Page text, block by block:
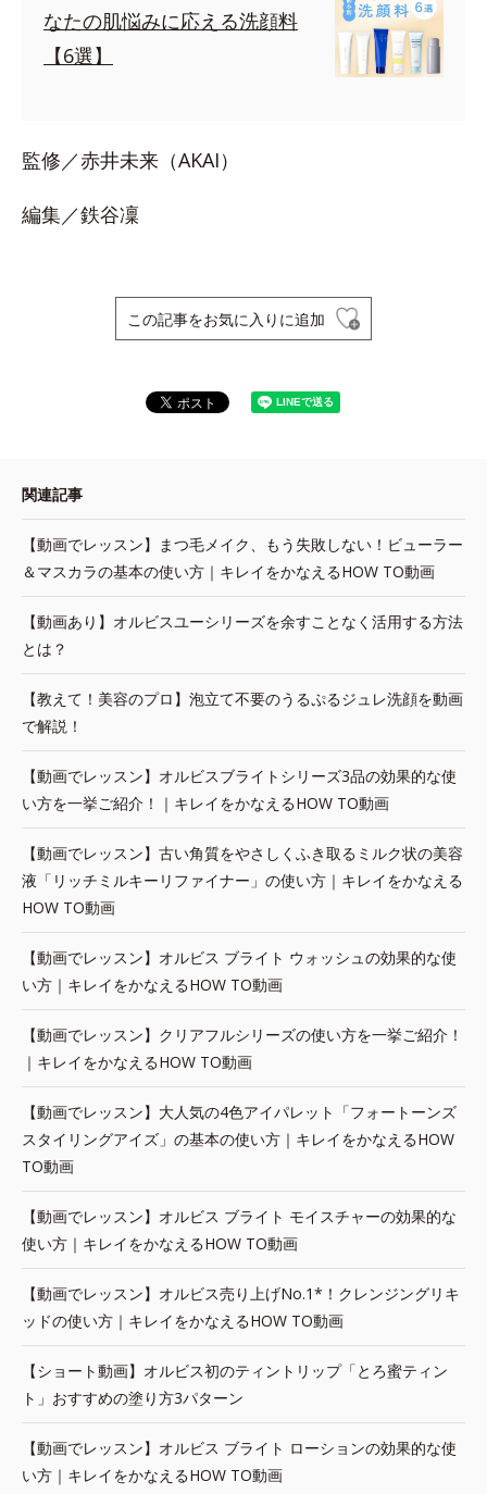
なたの肌悩みに応える洗顔料
【6選】
監修／赤井未来（AKAI）
編集／鉄谷凜
この記事をお気に入りに追加
関連記事
【動画でレッスン】まつ毛メイク、もう失敗しない！ビューラー
＆マスカラの基本の使い方｜キレイをかなえるHOW TO動画
【動画あり】オルビスユーシリーズを余すことなく活用する方法
とは？
【教えて！美容のプロ】泡立て不要のうるぷるジュレ洗顔を動画
で解説！
【動画でレッスン】オルビスブライトシリーズ3品の効果的な使
い方を一挙ご紹介！｜キレイをかなえるHOW TO動画
【動画でレッスン】古い角質をやさしくふき取るミルク状の美容
液「リッチミルキーリファイナー」の使い方｜キレイをかなえる
HOW TO動画
【動画でレッスン】オルビス ブライト ウォッシュの効果的な使
い方｜キレイをかなえるHOW TO動画
【動画でレッスン】クリアフルシリーズの使い方を一挙ご紹介！
｜キレイをかなえるHOW TO動画
【動画でレッスン】大人気の4色アイパレット「フォートーンズ
スタイリングアイズ」の基本の使い方｜キレイをかなえるHOW
TO動画
【動画でレッスン】オルビス ブライト モイスチャーの効果的な
使い方｜キレイをかなえるHOW TO動画
【動画でレッスン】オルビス売り上げNo.1*！クレンジングリキ
ッドの使い方｜キレイをかなえるHOW TO動画
【ショート動画】オルビス初のティントリップ「とろ蜜ティン
ト」おすすめの塗り方3パターン
【動画でレッスン】オルビス ブライト ローションの効果的な使
い方｜キレイをかなえるHOW TO動画